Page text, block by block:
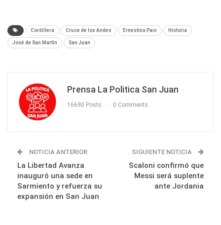
Cordillera Cruce de los Andes Ernestina Pais Historia
José de San Martín San Juan
Prensa La Politica San Juan
16690 Posts 0 Comments
NOTICIA ANTERIOR
La Libertad Avanza
inauguró una sede en
Sarmiento y refuerza su
expansión en San Juan
SIGUIENTE NOTICIA
Scaloni confirmó que
Messi será suplente
ante Jordania